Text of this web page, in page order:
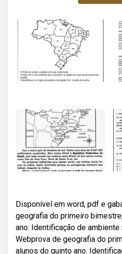
Disponível em word, pdf e
geografia do primeiro
ano. Identificação de ambiente
Webprova de geografia do
alunos do quinto ano.